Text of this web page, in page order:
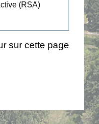
(RSA)
sur cette page